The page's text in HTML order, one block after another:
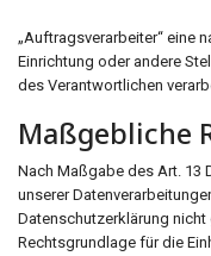
„Auftragsverarbeiter“ eine
Einrichtung oder andere
des Verantwortlichen
Maßgebliche
Nach Maßgabe des Art. 13
unserer
Datenschutzerklärung
Rechtsgrundlage für die